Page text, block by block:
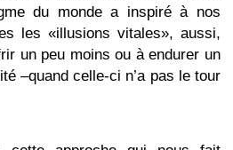
du monde a inspiré à nos
les «illusions vitales», aussi,
un peu moins ou à endurer un
–quand celle-ci n’a pas le tour